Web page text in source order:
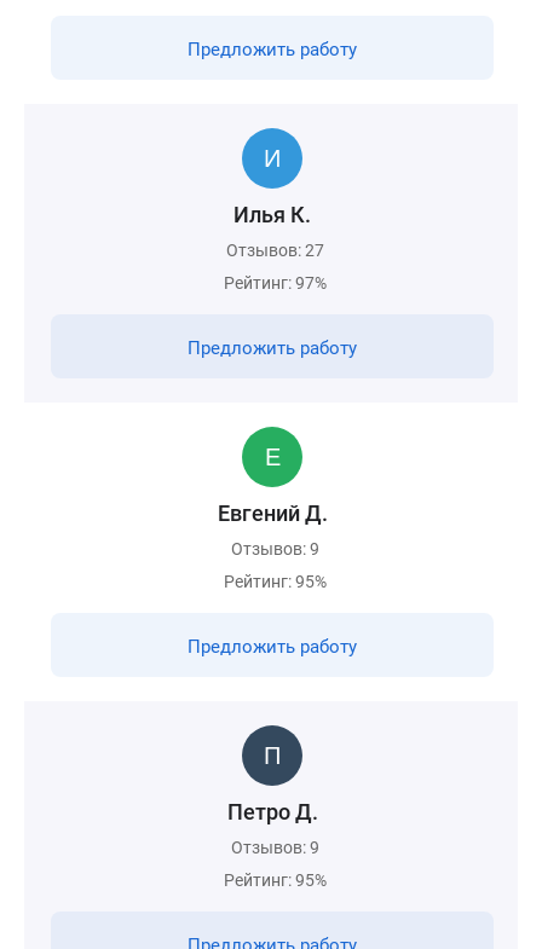
Предложить работу
Илья К.
Отзывов: 27
Рейтинг: 97%
Предложить работу
Евгений Д.
Отзывов: 9
Рейтинг: 95%
Предложить работу
Петро Д.
Отзывов: 9
Рейтинг: 95%